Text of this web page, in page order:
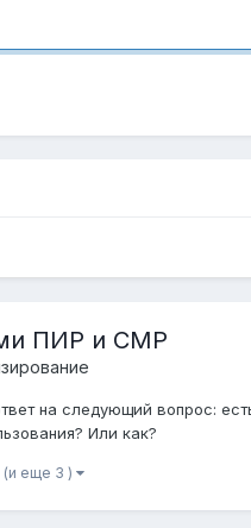
ПИР и СМР
на следующий вопрос:
Или как?
(и еще 3 )